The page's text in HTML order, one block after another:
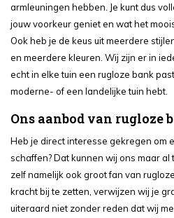
armleuningen hebben. Je kunt dus
jouw voorkeur geniet en wat het
Ook heb je de keus uit meerdere
en meerdere kleuren. Wij zijn er in
echt in elke tuin een rugloze bank
moderne- of een landelijke tuin hebt.
Ons aanbod van rugloze
Heb je direct interesse gekregen om
schaffen? Dat kunnen wij ons maar
zelf namelijk ook groot fan van
kracht bij te zetten, verwijzen wij je
uiteraard niet zonder reden dat wij